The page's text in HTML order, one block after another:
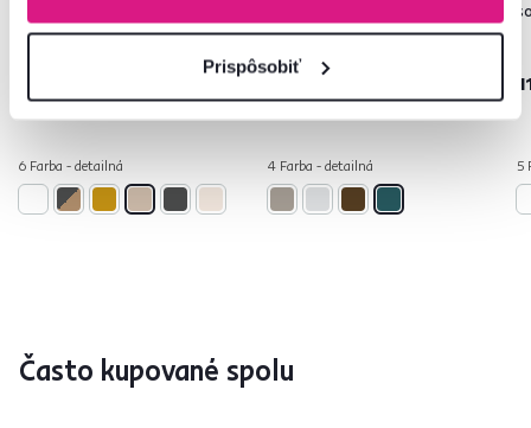
Prispôsobiť
6 Farba - detailná 4 Farba - detailná 5
Často kupované spolu